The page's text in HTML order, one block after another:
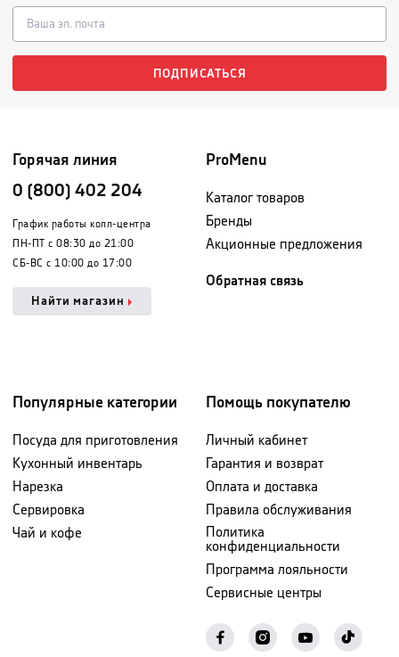
ПОДПИСАТЬСЯ
Горячая линия
0 (800) 402 204
График работы колл-центра
ПН-ПТ с 08:30 до 21:00
СБ-ВС с 10:00 до 17:00
Найти магазин
ProMenu
Каталог товаров
Бренды
Акционные предложения
Обратная связь
Популярные категории
Посуда для приготовления
Кухонный инвентарь
Нарезка
Сервировка
Чай и кофе
Помощь покупателю
Личный кабинет
Гарантия и возврат
Оплата и доставка
Правила обслуживания
Политика
конфиденциальности
Программа лояльности
Сервисные центры